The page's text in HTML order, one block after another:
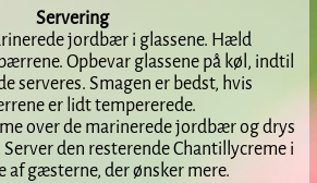
Servering
jordbær i glassene. Hæld
Opbevar glassene på køl, indtil
serveres. Smagen er bedst, hvis
er lidt tem­pererede.
over de marinerede jordbær og drys
den resterende Chantillycreme i
af gæsterne, der ønsker mere.